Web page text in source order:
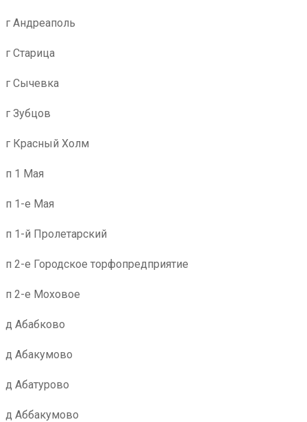
г Андреаполь
г Старица
г Сычевка
г Зубцов
г Красный Холм
п 1 Мая
п 1-е Мая
п 1-й Пролетарский
п 2-е Городское торфопредприятие
п 2-е Моховое
д Абабково
д Абакумово
д Абатурово
д Аббакумово